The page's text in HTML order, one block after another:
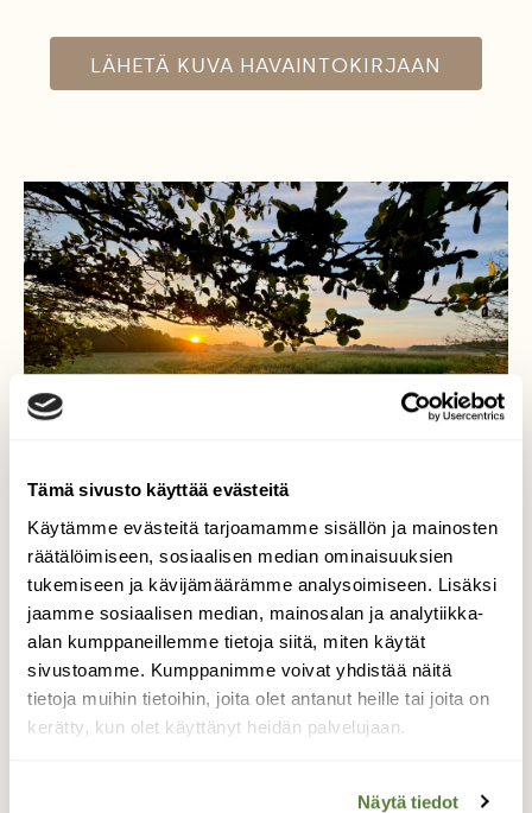
Tämä sivusto käyttää evästeitä
Käytämme evästeitä tarjoamamme sisällön ja mainosten
räätälöimiseen, sosiaalisen median ominaisuuksien
tukemiseen ja kävijämäärämme analysoimiseen. Lisäksi
jaamme sosiaalisen median, mainosalan ja analytiikka-
alan kumppaneillemme tietoja siitä, miten käytät
sivustoamme. Kumppanimme voivat yhdistää näitä
tietoja muihin tietoihin, joita olet antanut heille tai joita on
kerätty, kun olet käyttänyt heidän palvelujaan.
Näytä tiedot
LÄHETÄ KUVA HAVAINTOKIRJAAN
Auringonnousu
Auringonnousu. Rauvolanlahti 7.6.2024
Klo:04.49
Valokuvaaja: Juhani Peltonen, Kaarina 7.6.2024